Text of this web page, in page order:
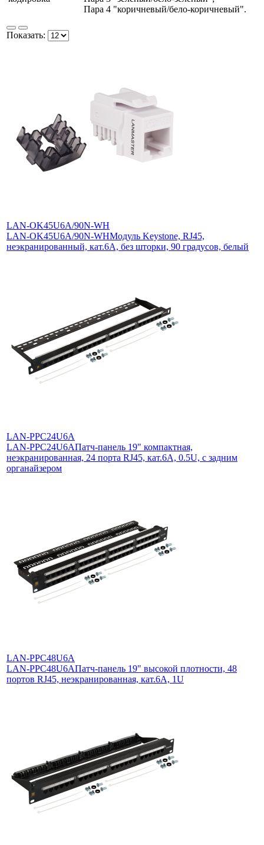
Пара 4 "коричневый/бело-коричневый".
Показать:
LAN-OK45U6A/90N-WH
LAN-OK45U6A/90N-WHМодуль Keystone, RJ45,
неэкранированный, кат.6A, без шторки, 90 градусов, белый
LAN-PPC24U6A
LAN-PPC24U6AПатч-панель 19" компактная,
неэкранированная, 24 порта RJ45, кат.6A, 0.5U, с задним
органайзером
LAN-PPC48U6A
LAN-PPC48U6AПатч-панель 19" высокой плотности, 48
портов RJ45, неэкранированная, кат.6A, 1U